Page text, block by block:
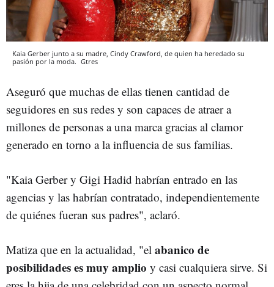
Kaia Gerber junto a su madre, Cindy Crawford, de quien ha heredado su
pasión por la moda. Gtres
Aseguró que muchas de ellas tienen cantidad de
seguidores en sus redes y son capaces de atraer a
millones de personas a una marca gracias al clamor
generado en torno a la influencia de sus familias.
"Kaia Gerber y Gigi Hadid habrían entrado en las
agencias y las habrían contratado, independientemente
de quiénes fueran sus padres", aclaró.
Matiza que en la actualidad, "el abanico de
posibilidades es muy amplio y casi cualquiera sirve. Si